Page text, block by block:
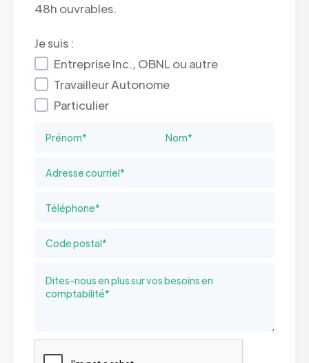
48h ouvrables.
Je suis :
Entreprise Inc., OBNL ou autre
Travailleur Autonome
Particulier